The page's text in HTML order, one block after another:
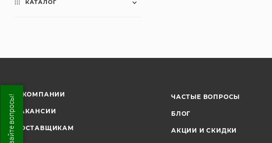
КАТАЛОГ
О КОМПАНИИ
ВАКАНСИИ
ПОСТАВЩИКАМ
ЧАСТЫЕ ВОПРОСЫ
БЛОГ
АКЦИИ И СКИДКИ